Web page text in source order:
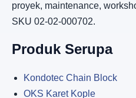
proyek, maintenance,
SKU 02-02-000702.
Produk Serupa
Kondotec Chain Block
OKS Karet Kople